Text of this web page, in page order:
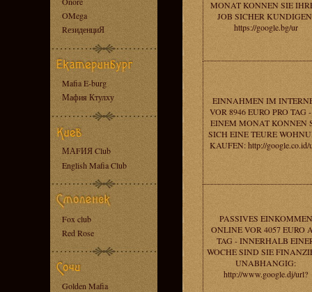
OMega
RезиденциЯ
Mafia E-burg
Мафия Ктулху
МАFИЯ Club
English Mafia Club
Fox club
Red Rose
Golden Mafia
MONAT KONNEN SIE
JOB SICHER
https://google.bg/ur
EINNAHMEN IM
VOR 8946 EURO PRO TAG
EINEM MONAT KONNEN
SICH EINE TEURE
KAUFEN: http://google.co.id/
PASSIVES EINKOMMEN
ONLINE VOR 4057 EURO
TAG - INNERHALB
WOCHE SIND SIE
UNABHANGIG:
http://www.google.dj/url?